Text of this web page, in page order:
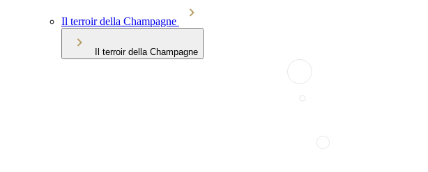
Il terroir della Champagne
Il terroir della Champagne